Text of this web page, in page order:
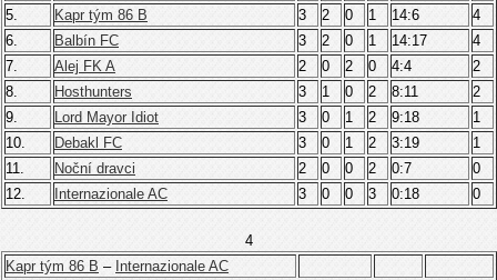
5.
Kapr tým 86 B 3 2 0 1 14:6
4
6.
Balbín FC 3 2 0 1 14:17
4
7.
Alej FK A 2 0 2 0 4:4
2
8.
Hosthunters 3 1 0 2 8:11
2
9.
Lord Mayor Idiot 3 0 1 2 9:18
1
10.
Debakl FC 3 0 1 2 3:19
1
11.
Noční dravci 2 0 0 2 0:7
0
12.
Internazionale AC 3 0 0 3 0:18 0
4
Kapr tým 86 B – Internazionale AC